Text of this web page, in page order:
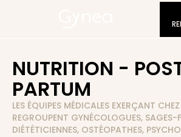
NUTRITION -
PARTUM
LES ÉQUIPES MÉDICALES EXERÇANT
REGROUPENT GYNÉCOLOGUES, SAGES-
DIÉTÉTICIENNES, OSTÉOPATHES,